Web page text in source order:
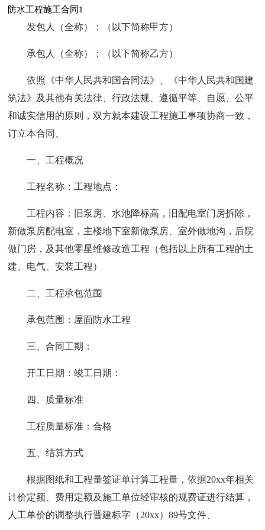
防水工程施工合同1
发包人（全称）：（以下简称甲方）
承包人（全称）：（以下简称乙方）
依照《中华人民共和国合同法》、《中华人民共和国建
筑法》及其他有关法律、行政法规、遵循平等、自愿、公平
和诚实信用的原则，双方就本建设工程施工事项协商一致，
订立本合同、
一、工程概况
工程名称：工程地点：
工程内容：旧泵房、水池降标高，旧配电室门房拆除，
新做泵房配电室，主楼地下室新做泵房、室外做地沟，后院
做门房，及其他零星维修改造工程（包括以上所有工程的土
建、电气、安装工程）
二、工程承包范围
承包范围：屋面防水工程
三、合同工期：
开工日期：竣工日期：
四、质量标准
工程质量标准：合格
五、结算方式
根据图纸和工程量签证单计算工程量，依据20xx年相关
计价定额、费用定额及施工单位经审核的规费证进行结算，
人工单价的调整执行晋建标字（20xx）89号文件、